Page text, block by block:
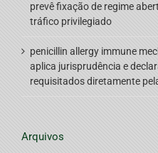
prevê fixação de regime
tráfico privilegiado
penicillin allergy immune
aplica jurisprudência e
requisitados diretamente
Arquivos